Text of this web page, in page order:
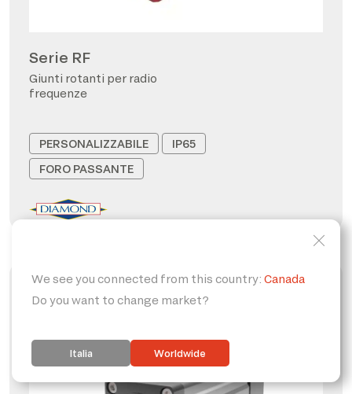
Serie RF
Giunti rotanti per radio
frequenze
PERSONALIZZABILE
IP65
FORO PASSANTE